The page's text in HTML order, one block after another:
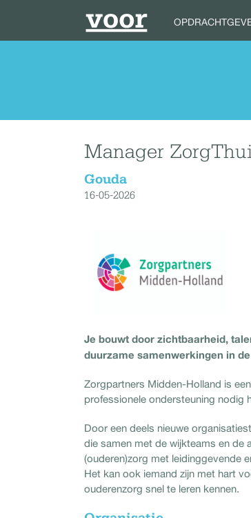
Manager
Gouda
16-05-2026
Je bouwt door zichtbaarheid,
duurzame samenwerkingen in
Zorgpartners Midden-Holland is
professionele ondersteuning nodig
Door een deels nieuwe
die samen met de wijkteams en de
(ouderen)zorg met leidinggevende
Het kan ook iemand zijn met hart
ouderenzorg snel te leren kennen.